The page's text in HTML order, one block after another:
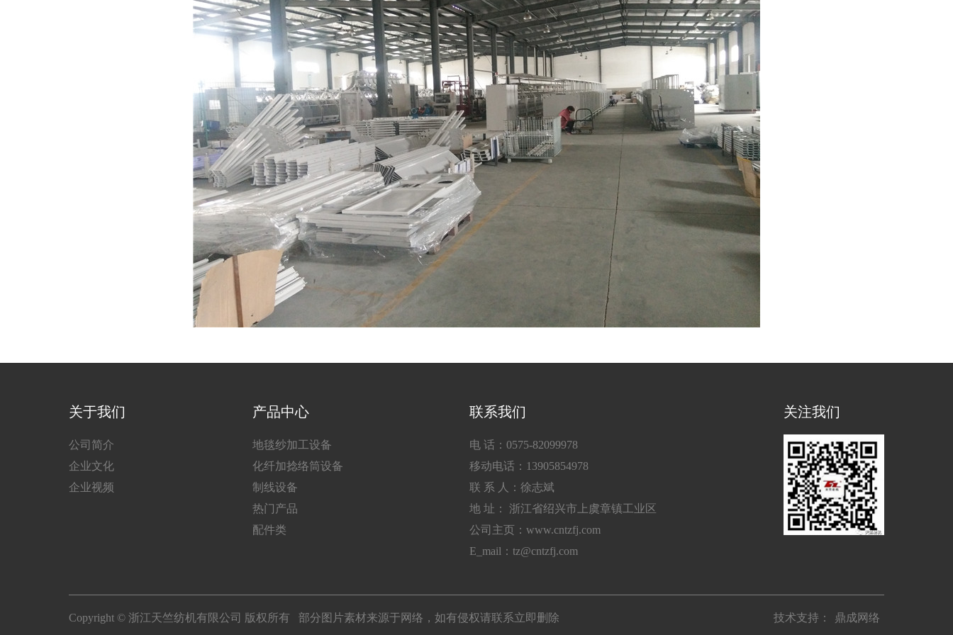
关于我们
公司简介
企业文化
企业视频
产品中心
地毯纱加工设备
化纤加捻络筒设备
制线设备
热门产品
配件类
联系我们
电 话：0575-82099978
移动电话：13905854978
联 系 人：徐志斌
地 址： 浙江省绍兴市上虞章镇工业区
公司主页：www.cntzfj.com
E_mail：tz@cntzfj.com
关注我们
Copyright © 浙江天竺纺机有限公司 版权所有 部分图片素材来源于网络，如有侵权请联系立即删除 技术支持： 鼎成网络